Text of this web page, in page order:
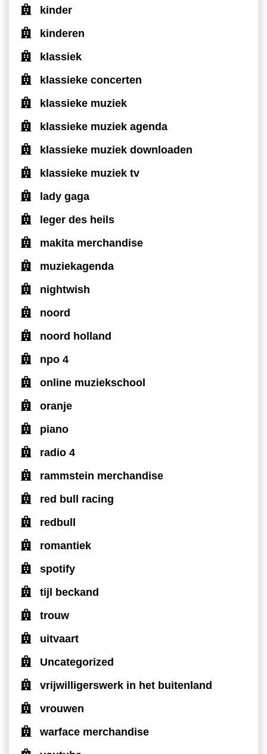
kinder
kinderen
klassiek
klassieke concerten
klassieke muziek
klassieke muziek agenda
klassieke muziek downloaden
klassieke muziek tv
lady gaga
leger des heils
makita merchandise
muziekagenda
nightwish
noord
noord holland
npo 4
online muziekschool
oranje
piano
radio 4
rammstein merchandise
red bull racing
redbull
romantiek
spotify
tijl beckand
trouw
uitvaart
Uncategorized
vrijwilligerswerk in het buitenland
vrouwen
warface merchandise